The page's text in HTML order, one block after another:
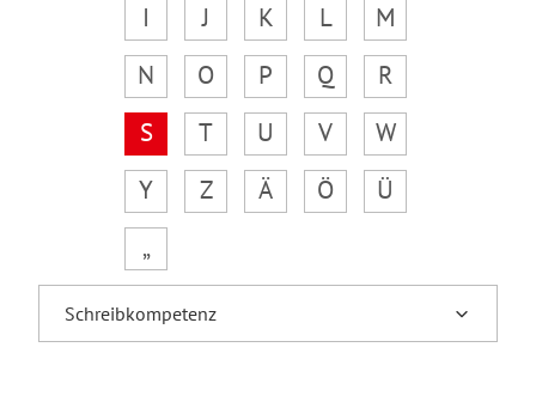
I
J K L
M
N
O P Q
R
S
T U V
W
Y
Z Ä Ö
Ü
„